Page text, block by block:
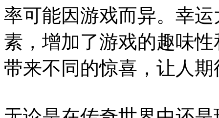
率可能因游戏而异。幸
素，增加了游戏的趣味
带来不同的惊喜，让人